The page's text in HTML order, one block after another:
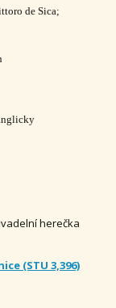
de Sica;
herečka
(STU 3,396)